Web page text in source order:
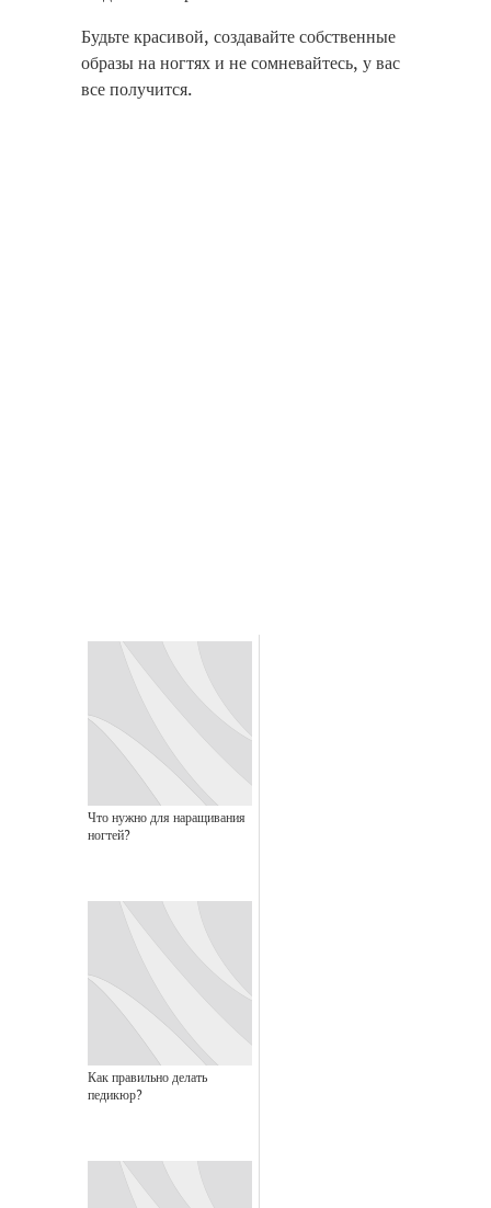
Будьте красивой, создавайте собственные
образы на ногтях и не сомневайтесь, у вас
все получится.
Что нужно для наращивания
ногтей?
Как правильно делать
педикюр?